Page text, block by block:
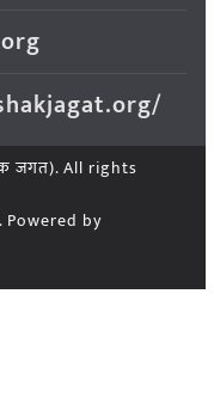
जगत). All rights
Powered by